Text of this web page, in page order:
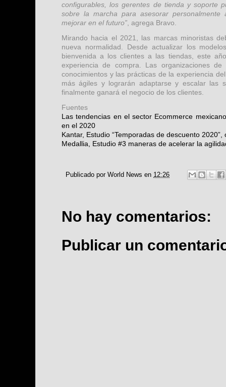
configurables, los gerentes de tienda y soporte
sobre la marcha para asesorar personalmente
mejorar en el futuro” , agrega Bravo.
Mirando hacia el 2021, las marcas minoristas
nueva normalidad. Desde actualizar los
bienvenida a los clientes a las tiendas, este
experiencia de compra. Las organizaciones
conocimientos y las prácticas de la experiencia
más ágiles y lograrán adaptarse y escalar las
finalmente ganará el negocio de los clientes.
Fuentes
Las tendencias en el sector Ecommerce
en el 2020
Kantar, Estudio “Temporadas de descuento 2020”,
Medallia, Estudio #3 maneras de acelerar la
Publicado por World News en 12:26
No hay comentarios:
Publicar un